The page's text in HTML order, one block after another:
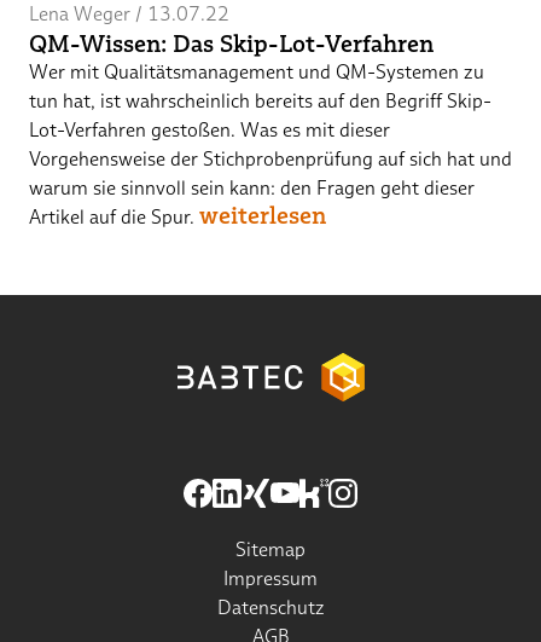
Lena Weger / 13.07.22
QM-Wissen: Das Skip-Lot-Verfahren
Wer mit Qualitätsmanagement und QM-Systemen zu
tun hat, ist wahrscheinlich bereits auf den Begriff Skip-
Lot-Verfahren gestoßen. Was es mit dieser
Vorgehensweise der Stichprobenprüfung auf sich hat und
warum sie sinnvoll sein kann: den Fragen geht dieser
Artikel auf die Spur. weiterlesen
Sitemap
Impressum
Datenschutz